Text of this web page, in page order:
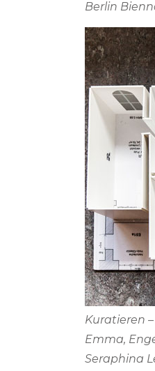
Berlin
Kuratieren
Emma,
Seraphina